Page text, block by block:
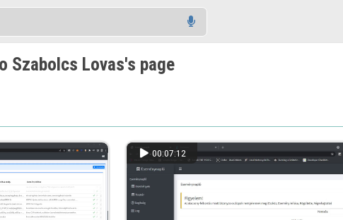
Szabolcs Lovas's page
00:07:12